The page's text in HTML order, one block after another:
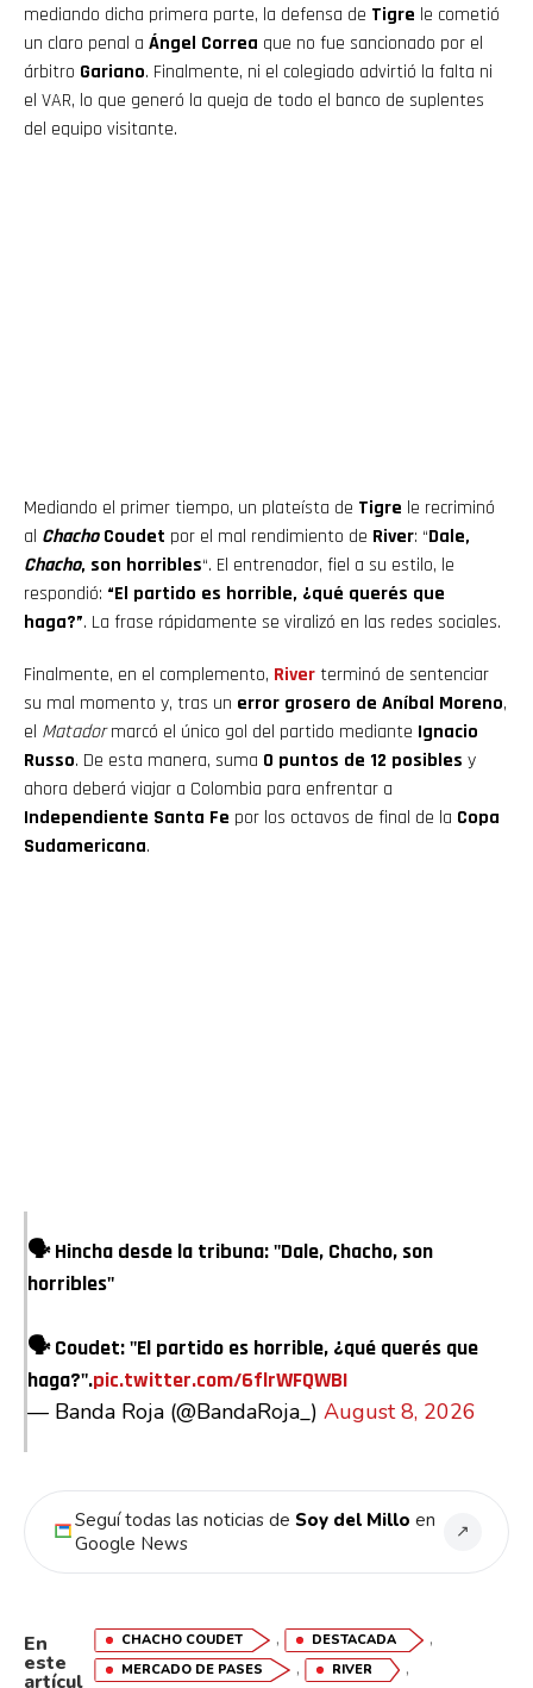
mediando dicha primera parte, la defensa de Tigre le cometió
un claro penal a Ángel Correa que no fue sancionado por el
árbitro Gariano. Finalmente, ni el colegiado advirtió la falta ni
el VAR, lo que generó la queja de todo el banco de suplentes
del equipo visitante.
Mediando el primer tiempo, un plateísta de Tigre le recriminó
al ChachoCoudet por el mal rendimiento de River: “Dale,
Chacho, son horribles“. El entrenador, fiel a su estilo, le
respondió: “El partido es horrible, ¿qué querés que
haga?”. La frase rápidamente se viralizó en las redes sociales.
Finalmente, en el complemento, Riverterminó de sentenciar
su mal momento y, tras un error grosero de Aníbal Moreno,
el Matadormarcó el único gol del partido mediante Ignacio
Russo. De esta manera, suma 0 puntos de 12 posibles y
ahora deberá viajar a Colombia para enfrentar a
Independiente Santa Fe por los octavos de final de la Copa
Sudamericana.
🗣 Hincha desde la tribuna: "Dale, Chacho, son
horribles"
🗣 Coudet: "El partido es horrible, ¿qué querés que
haga?".pic.twitter.com/6flrWFQWBI
— Banda Roja (@BandaRoja_) August 8, 2026
Seguí todas las noticias de Soy del Millo en
Google News
↗
En
este
artícul
CHACHO COUDET , DESTACADA ,
MERCADO DE PASES , RIVER
,
Reddit
Pinterest
Email